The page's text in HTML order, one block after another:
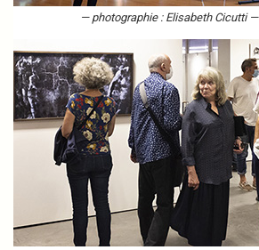
— photographie : Elisabeth Cicutti —